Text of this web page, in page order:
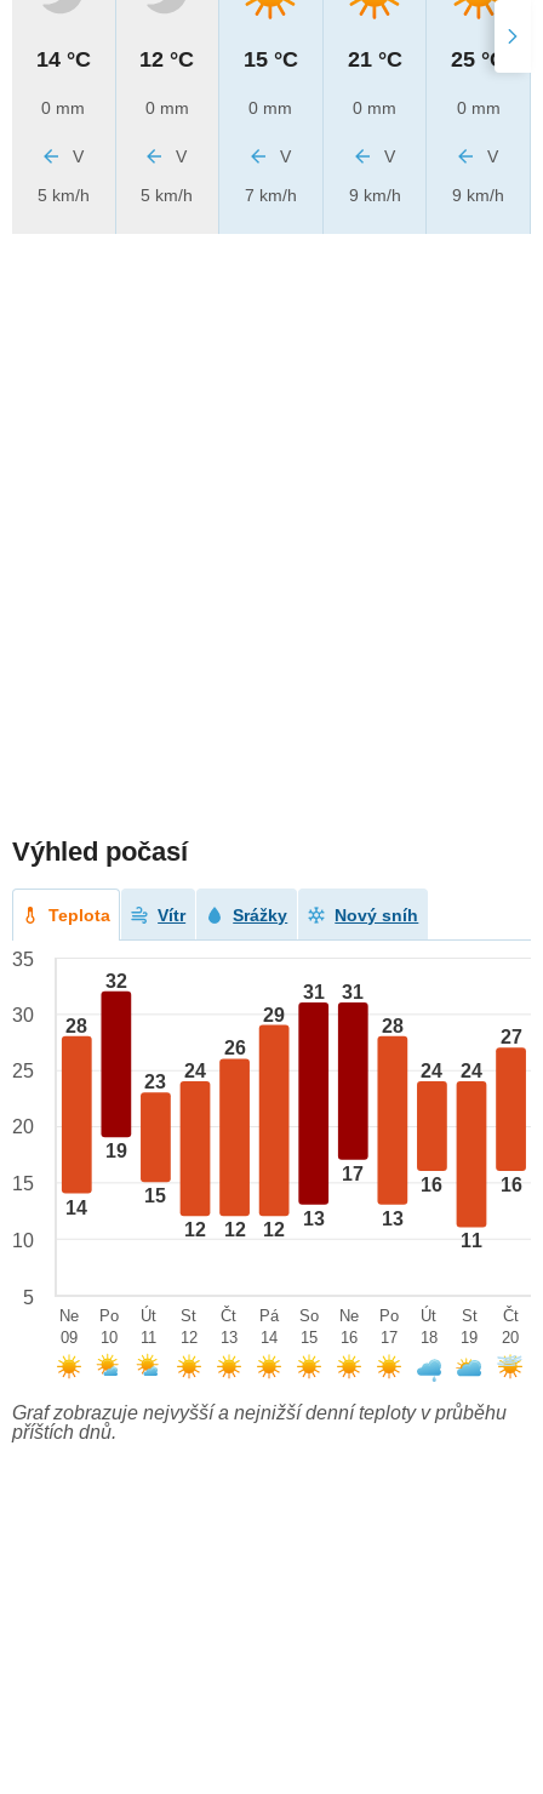
14 °C
0 mm
V
5 km/h
12 °C
0 mm
V
5 km/h
15 °C
0 mm
V
7 km/h
21 °C
0 mm
V
9 km/h
25 °C
0 mm
V
9 km/h
Výhled počasí
Teplota Vítr Srážky Nový sníh
28
14
32
19
23
15
24
12
26
12
29
12
31
13
31
17
28
13
24
16
24
11
27
16
35
30
25
20
15
10
5
Ne
09
Po
10
Út
11
St
12
Čt
13
Pá
14
So
15
Ne
16
Po
17
Út
18
St
19
Čt
20
Graf zobrazuje nejvyšší a nejnižší denní teploty v průběhu
příštích dnů.